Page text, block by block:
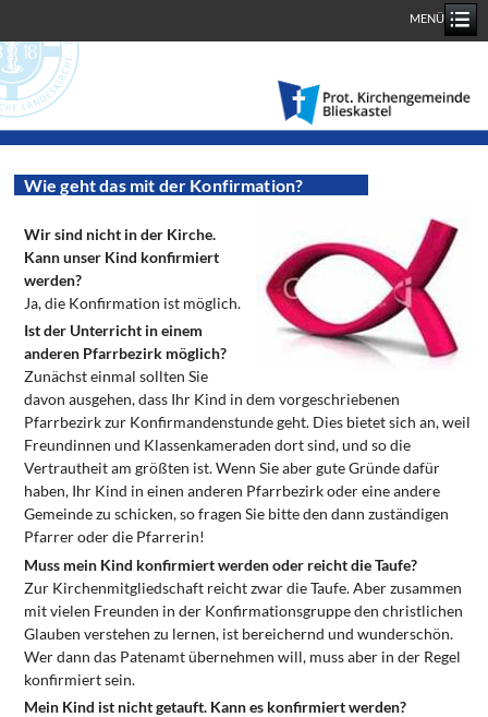
MENÜ
Wie geht das mit der Konfirmation?
Wir sind nicht in der Kirche.
Kann unser Kind konfirmiert
werden?
Ja, die Konfirmation ist möglich.
Ist der Unterricht in einem
anderen Pfarrbezirk möglich?
Zunächst einmal sollten Sie
davon ausgehen, dass Ihr Kind in dem vorgeschriebenen
Pfarrbezirk zur Konfirmandenstunde geht. Dies bietet sich an, weil
Freundinnen und Klassenkameraden dort sind, und so die
Vertrautheit am größten ist. Wenn Sie aber gute Gründe dafür
haben, Ihr Kind in einen anderen Pfarrbezirk oder eine andere
Gemeinde zu schicken, so fragen Sie bitte den dann zuständigen
Pfarrer oder die Pfarrerin!
Muss mein Kind konfirmiert werden oder reicht die Taufe?
Zur Kirchenmitgliedschaft reicht zwar die Taufe. Aber zusammen
mit vielen Freunden in der Konfirmationsgruppe den christlichen
Glauben verstehen zu lernen, ist bereichernd und wunderschön.
Wer dann das Patenamt übernehmen will, muss aber in der Regel
konfirmiert sein.
Mein Kind ist nicht getauft. Kann es konfirmiert werden?